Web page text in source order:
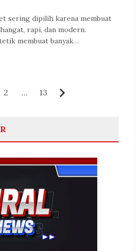
sering dipilih karena membuat
rapi, dan modern.
membuat banyak…
2 … 13